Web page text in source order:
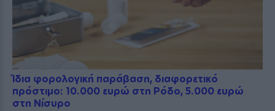
Ίδια φορολογική παράβαση, διαφορετικό
πρόστιμο: 10.000 ευρώ στη Ρόδο, 5.000 ευρώ
στη Νίσυρο